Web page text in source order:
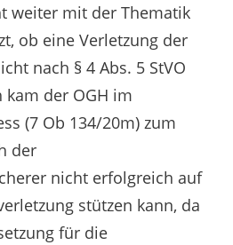
weiter mit der Thematik
ob eine Verletzung der
nach § 4 Abs. 5 StVO
der OGH im
(7 Ob 134/20m) zum
der
nicht erfolgreich auf
stützen kann, da
für die